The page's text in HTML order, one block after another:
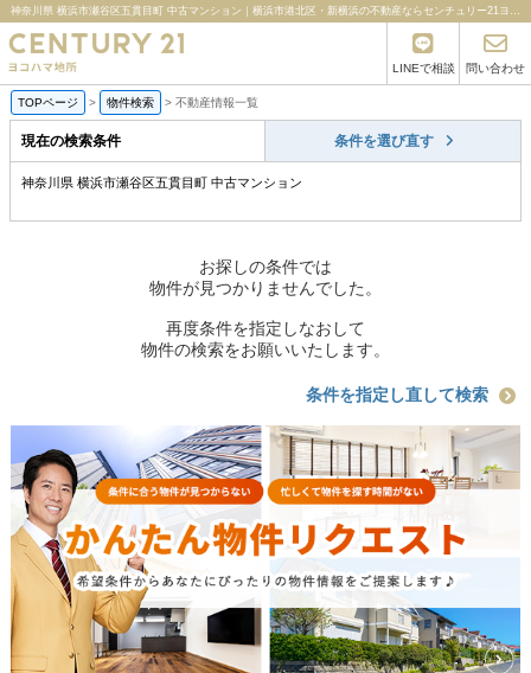
神奈川県 横浜市瀬谷区五貫目町 中古マンション｜横浜市港北区・新横浜の不動産ならセンチュリー21ヨコハマ地所
LINEで相談 問い合わせ
TOPページ > 物件検索 > 不動産情報一覧
現在の検索条件 条件を選び直す
神奈川県 横浜市瀬谷区五貫目町 中古マンション
お探しの条件では
物件が見つかりませんでした。
再度条件を指定しなおして
物件の検索をお願いいたします。
条件を指定し直して検索